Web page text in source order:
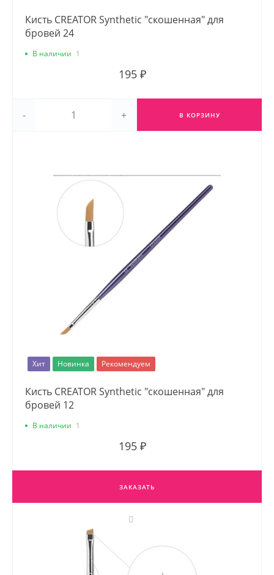
Кисть CREATOR Synthetic "скошенная" для
бровей 24
В наличии 1
195 ₽
- + В КОРЗИНУ
Хит Новинка Рекомендуем
Кисть CREATOR Synthetic "скошенная" для
бровей 12
В наличии 1
195 ₽
ЗАКАЗАТЬ